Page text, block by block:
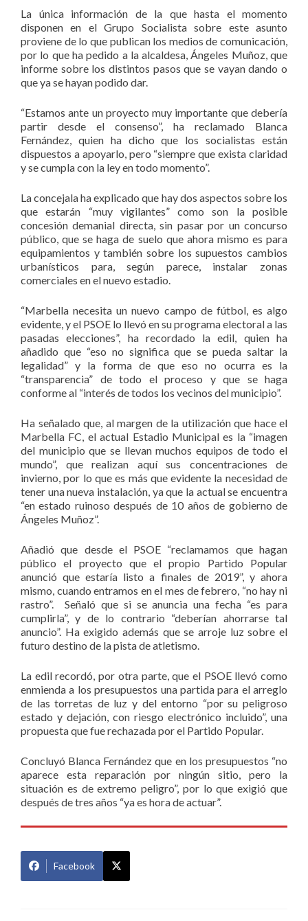
La única información de la que hasta el momento
disponen en el Grupo Socialista sobre este asunto
proviene de lo que publican los medios de comunicación,
por lo que ha pedido a la alcaldesa, Ángeles Muñoz, que
informe sobre los distintos pasos que se vayan dando o
que ya se hayan podido dar.
“Estamos ante un proyecto muy importante que debería
partir desde el consenso”, ha reclamado Blanca
Fernández, quien ha dicho que los socialistas están
dispuestos a apoyarlo, pero “siempre que exista claridad
y se cumpla con la ley en todo momento”.
La concejala ha explicado que hay dos aspectos sobre los
que estarán “muy vigilantes” como son la posible
concesión demanial directa, sin pasar por un concurso
público, que se haga de suelo que ahora mismo es para
equipamientos y también sobre los supuestos cambios
urbanísticos para, según parece, instalar zonas
comerciales en el nuevo estadio.
“Marbella necesita un nuevo campo de fútbol, es algo
evidente, y el PSOE lo llevó en su programa electoral a las
pasadas elecciones”, ha recordado la edil, quien ha
añadido que “eso no significa que se pueda saltar la
legalidad” y la forma de que eso no ocurra es la
“transparencia” de todo el proceso y que se haga
conforme al “interés de todos los vecinos del municipio”.
Ha señalado que, al margen de la utilización que hace el
Marbella FC, el actual Estadio Municipal es la “imagen
del municipio que se llevan muchos equipos de todo el
mundo”, que realizan aquí sus concentraciones de
invierno, por lo que es más que evidente la necesidad de
tener una nueva instalación, ya que la actual se encuentra
“en estado ruinoso después de 10 años de gobierno de
Ángeles Muñoz”.
Añadió que desde el PSOE “reclamamos que hagan
público el proyecto que el propio Partido Popular
anunció que estaría listo a finales de 2019”, y ahora
mismo, cuando entramos en el mes de febrero, “no hay ni
rastro”. Señaló que si se anuncia una fecha “es para
cumplirla”, y de lo contrario “deberían ahorrarse tal
anuncio”. Ha exigido además que se arroje luz sobre el
futuro destino de la pista de atletismo.
La edil recordó, por otra parte, que el PSOE llevó como
enmienda a los presupuestos una partida para el arreglo
de las torretas de luz y del entorno “por su peligroso
estado y dejación, con riesgo electrónico incluido”, una
propuesta que fue rechazada por el Partido Popular.
Concluyó Blanca Fernández que en los presupuestos “no
aparece esta reparación por ningún sitio, pero la
situación es de extremo peligro”, por lo que exigió que
después de tres años “ya es hora de actuar”.
Facebook